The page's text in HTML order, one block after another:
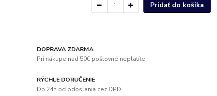
Pridať do košíka
DOPRAVA ZDARMA
Pri nákupe nad 50€ poštovné neplatíte.
RÝCHLE DORUČENIE
Do 24h od odoslania cez DPD